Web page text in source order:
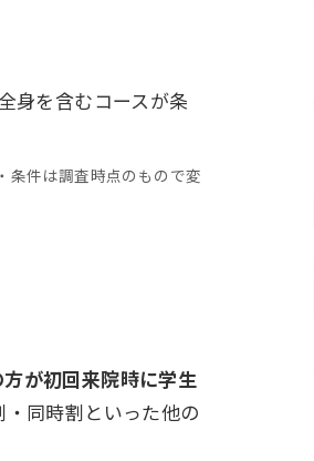
身を含むコースが条
条件は調査時点のもので変
が初回来院時に学生
同時割といった他の